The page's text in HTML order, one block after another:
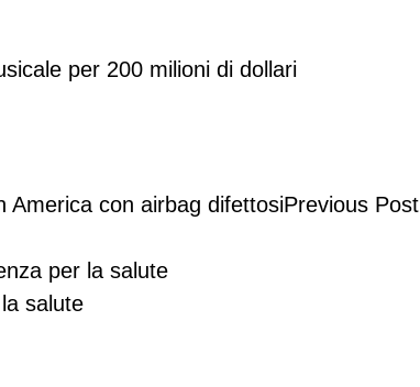
per 200 milioni di dollari
Previous Post
per la salute